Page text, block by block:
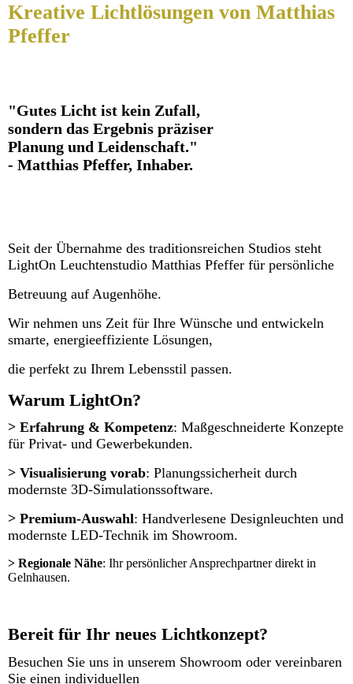
Kreative Lichtlösungen von Matthias
Pfeffer
"Gutes Licht ist kein Zufall,
sondern das Ergebnis präziser
Planung und Leidenschaft."
- Matthias Pfeffer, Inhaber.
Seit der Übernahme des traditionsreichen Studios steht
LightOn Leuchtenstudio Matthias Pfeffer für persönliche
Betreuung auf Augenhöhe.
Wir nehmen uns Zeit für Ihre Wünsche und entwickeln
smarte, energieeffiziente Lösungen,
die perfekt zu Ihrem Lebensstil passen.
Warum LightOn?
> Erfahrung & Kompetenz: Maßgeschneiderte Konzepte
für Privat- und Gewerbekunden.
> Visualisierung vorab: Planungssicherheit durch
modernste 3D-Simulationssoftware.
> Premium-Auswahl: Handverlesene Designleuchten und
modernste LED-Technik im Showroom.
> Regionale Nähe: Ihr persönlicher Ansprechpartner direkt in
Gelnhausen.
Bereit für Ihr neues Lichtkonzept?
Besuchen Sie uns in unserem Showroom oder vereinbaren
Sie einen individuellen